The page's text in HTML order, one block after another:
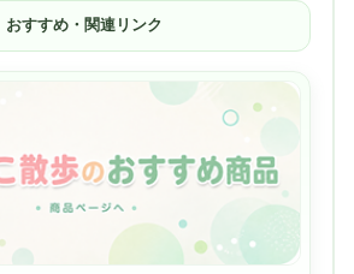
おすすめ・関連リンク